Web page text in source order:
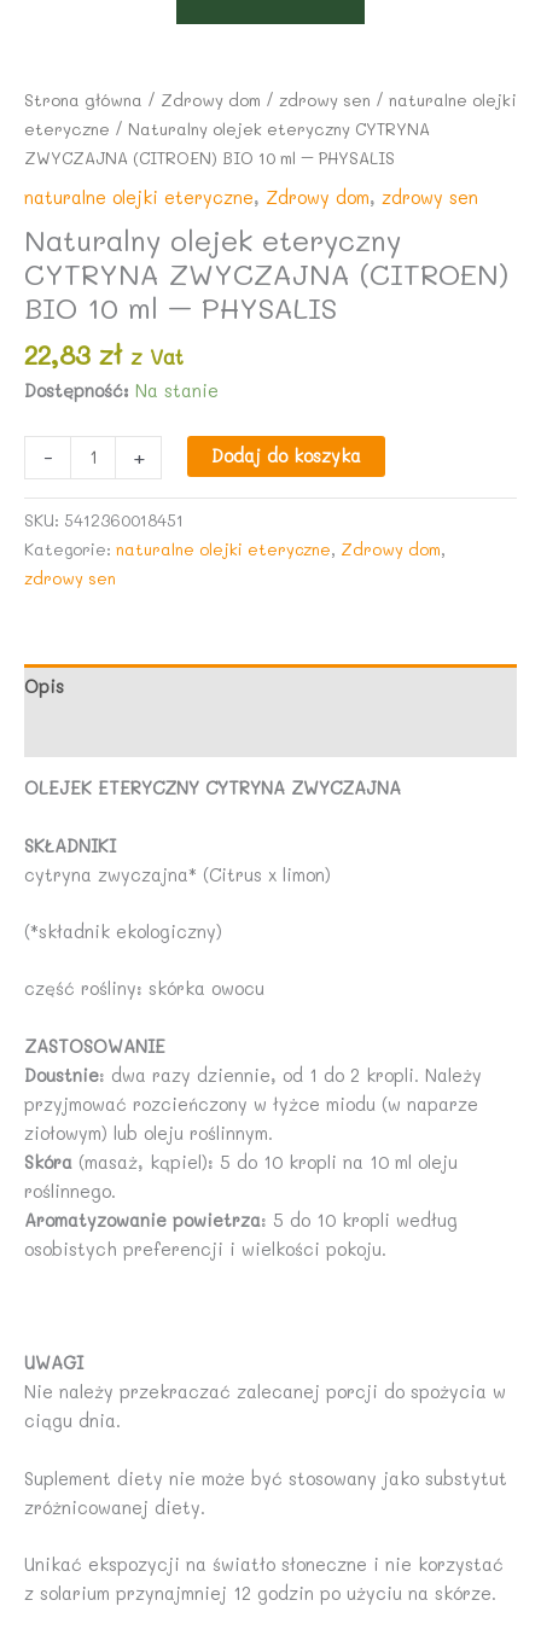
Strona główna / Zdrowy dom / zdrowy sen / naturalne olejki
eteryczne / Naturalny olejek eteryczny CYTRYNA
ZWYCZAJNA (CITROEN) BIO 10 ml – PHYSALIS
naturalne olejki eteryczne, Zdrowy dom, zdrowy sen
Naturalny olejek eteryczny
CYTRYNA ZWYCZAJNA (CITROEN)
BIO 10 ml – PHYSALIS
22,83 zł z Vat
Dostępność: Na stanie
-
Naturalny
olejek
CYTRYNA
ZWYCZAJNA
10
+ Dodaj do koszyka
SKU: 5412360018451
Kategorie: naturalne olejki eteryczne, Zdrowy dom,
zdrowy sen
Opis
OLEJEK ETERYCZNY CYTRYNA ZWYCZAJNA
SKŁADNIKI
cytryna zwyczajna* (Citrus x limon)
(*składnik ekologiczny)
część rośliny: skórka owocu
ZASTOSOWANIE
Doustnie: dwa razy dziennie, od 1 do 2 kropli. Należy
przyjmować rozcieńczony w łyżce miodu (w naparze
ziołowym) lub oleju roślinnym.
Skóra (masaż, kąpiel): 5 do 10 kropli na 10 ml oleju
roślinnego.
Aromatyzowanie powietrza: 5 do 10 kropli według
osobistych preferencji i wielkości pokoju.
UWAGI
Nie należy przekraczać zalecanej porcji do spożycia w
ciągu dnia.
Suplement diety nie może być stosowany jako substytut
zróżnicowanej diety.
Unikać ekspozycji na światło słoneczne i nie korzystać
z solarium przynajmniej 12 godzin po użyciu na skórze.